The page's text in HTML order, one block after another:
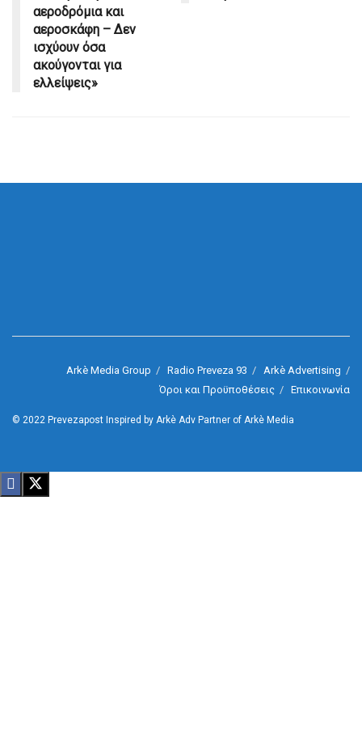
αεροδρόμια και
αεροσκάφη – Δεν
ισχύουν όσα
ακούγονται για
ελλείψεις»
Arkè Media Group Radio Preveza 93
Arkè Advertising
Όροι και Προϋποθέσεις
Επικοινωνία
© 2022 Prevezapost Inspired by Arkè Adv Partner of Arkè Media